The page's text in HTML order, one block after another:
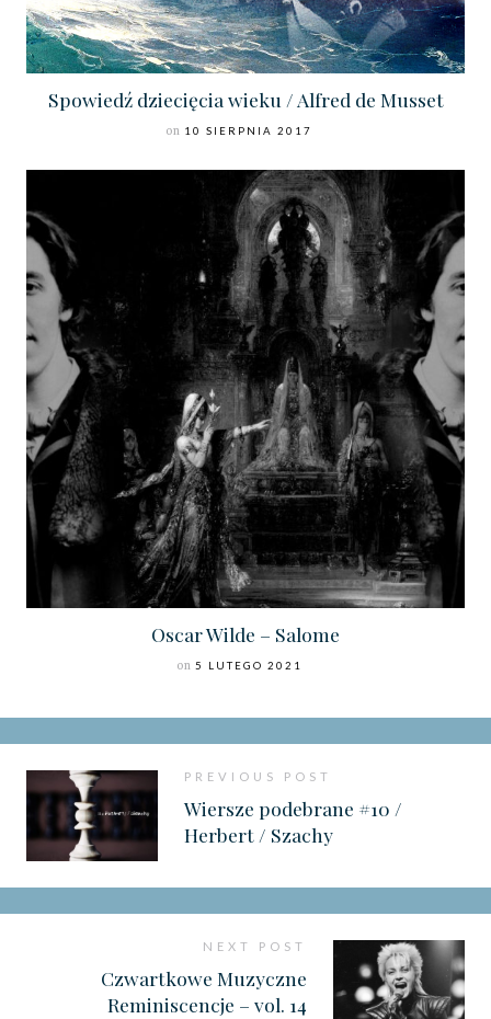
Spowiedź dziecięcia wieku / Alfred de Musset
on 10 SIERPNIA 2017
Oscar Wilde – Salome
on 5 LUTEGO 2021
PREVIOUS POST
Wiersze podebrane #10 /
Herbert / Szachy
NEXT POST
Czwartkowe Muzyczne
Reminiscencje – vol. 14